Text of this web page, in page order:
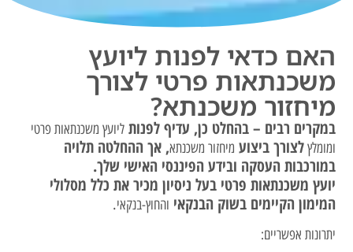
האם כדאי לפנות ליועץ
משכנתאות פרטי לצורך
מיחזור משכנתא?
במקרים רבים – בהחלט כן, עדיף לפנותליועץ משכנתאות פרטי
ומומלץלצורך ביצוע מיחזור משכנתא, אך ההחלטה תלויה
במורכבות העסקה ובידע הפיננסי האישי שלך.
יועץ משכנתאות פרטי בעל ניסיון מכיר את כלל מסלולי
המימון הקיימים בשוק הבנקאי והחוץ-בנקאי.
יתרונות אפשריים: